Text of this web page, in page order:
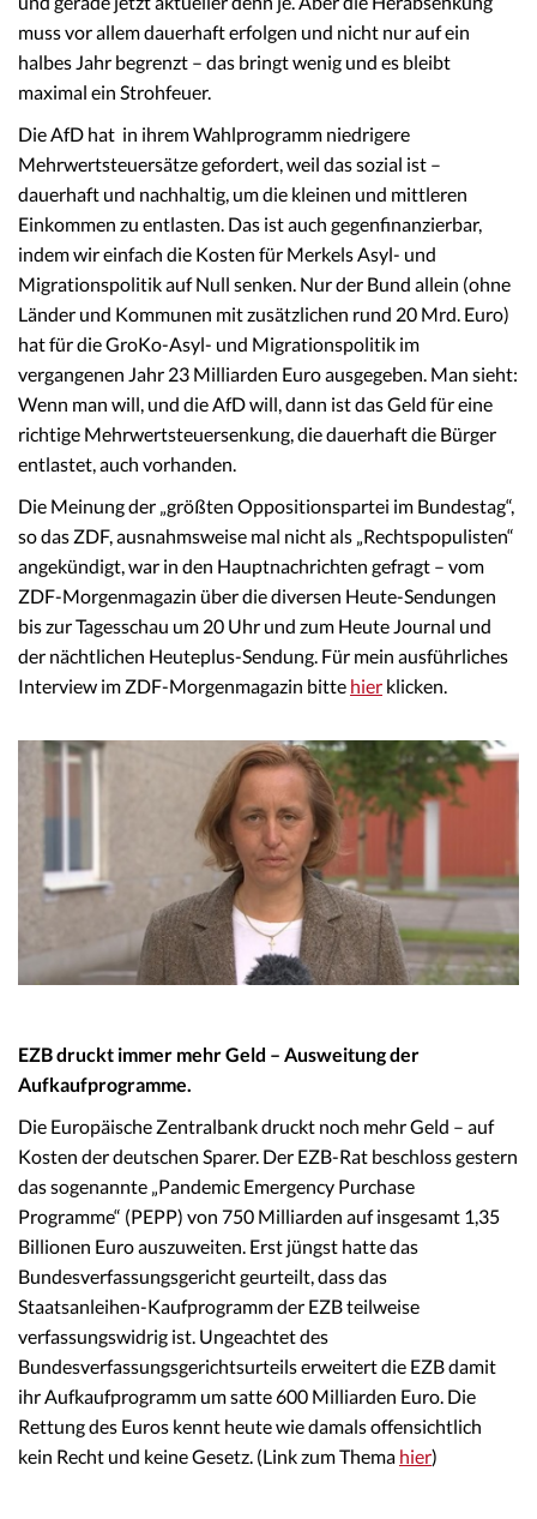
muss vor allem dauerhaft erfolgen und nicht nur auf ein
halbes Jahr begrenzt – das bringt wenig und es bleibt
maximal ein Strohfeuer.
Die AfD hat in ihrem Wahlprogramm niedrigere
Mehrwertsteuersätze gefordert, weil das sozial ist –
dauerhaft und nachhaltig, um die kleinen und mittleren
Einkommen zu entlasten. Das ist auch gegenfinanzierbar,
indem wir einfach die Kosten für Merkels Asyl- und
Migrationspolitik auf Null senken. Nur der Bund allein (ohne
Länder und Kommunen mit zusätzlichen rund 20 Mrd. Euro)
hat für die GroKo-Asyl- und Migrationspolitik im
vergangenen Jahr 23 Milliarden Euro ausgegeben. Man sieht:
Wenn man will, und die AfD will, dann ist das Geld für eine
richtige Mehrwertsteuersenkung, die dauerhaft die Bürger
entlastet, auch vorhanden.
Die Meinung der „größten Oppositionspartei im Bundestag“,
so das ZDF, ausnahmsweise mal nicht als „Rechtspopulisten“
angekündigt, war in den Hauptnachrichten gefragt – vom
ZDF-Morgenmagazin über die diversen Heute-Sendungen
bis zur Tagesschau um 20 Uhr und zum Heute Journal und
der nächtlichen Heuteplus-Sendung. Für mein ausführliches
Interview im ZDF-Morgenmagazin bitte hier klicken.
EZB druckt immer mehr Geld – Ausweitung der
Aufkaufprogramme.
Die Europäische Zentralbank druckt noch mehr Geld – auf
Kosten der deutschen Sparer. Der EZB-Rat beschloss gestern
das sogenannte „Pandemic Emergency Purchase
Programme“ (PEPP) von 750 Milliarden auf insgesamt 1,35
Billionen Euro auszuweiten. Erst jüngst hatte das
Bundesverfassungsgericht geurteilt, dass das
Staatsanleihen-Kaufprogramm der EZB teilweise
verfassungswidrig ist. Ungeachtet des
Bundesverfassungsgerichtsurteils erweitert die EZB damit
ihr Aufkaufprogramm um satte 600 Milliarden Euro. Die
Rettung des Euros kennt heute wie damals offensichtlich
kein Recht und keine Gesetz. (Link zum Thema hier)